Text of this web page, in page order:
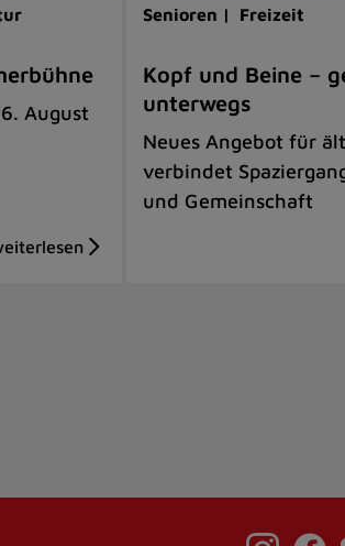
August
Senioren | Freizeit
Kopf und Beine –
unterwegs
Neues Angebot für
verbindet
und Gemeinschaft